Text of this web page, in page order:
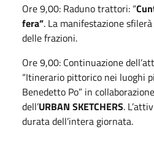
Ore 9,00: Raduno trattori: “
fera”. La manifestazione
delle frazioni.
Ore 9,00: Continuazione
“Itinerario pittorico nei luoghi
Benedetto Po” in
dell’URBAN SKETCHERS.
durata dell’intera giornata.